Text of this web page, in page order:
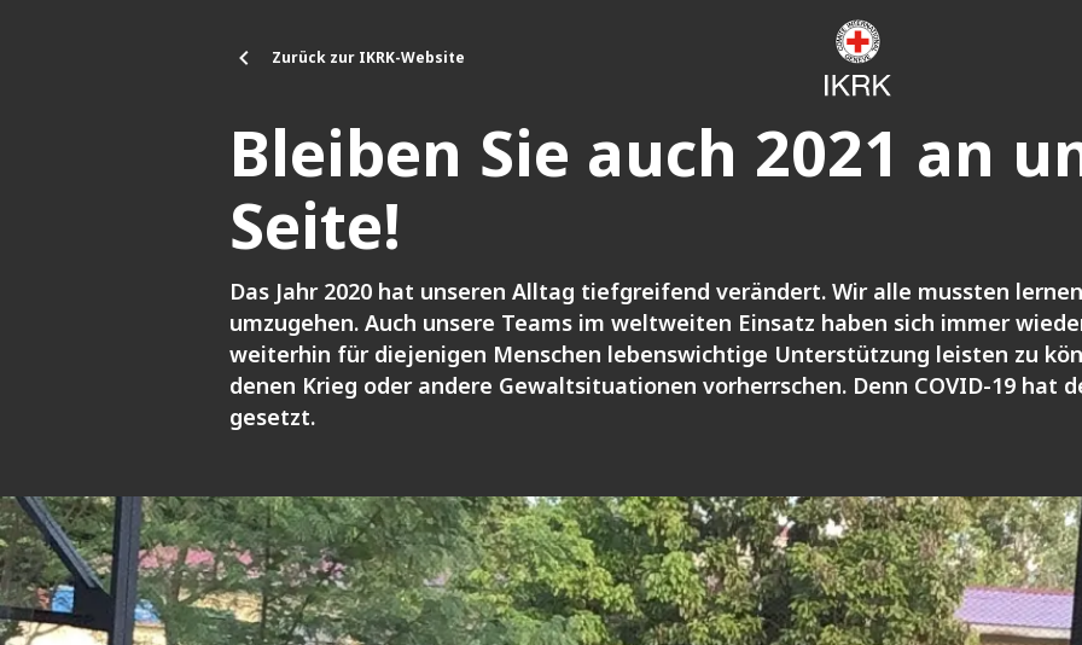
Zurück zur IKRK-Website
Bleiben Sie auch 2021 an
Seite!
Das Jahr 2020 hat unseren Alltag tiefgreifend verändert. Wir alle mussten
umzugehen. Auch unsere Teams im weltweiten Einsatz haben sich immer
weiterhin für diejenigen Menschen lebenswichtige Unterstützung leisten zu
denen Krieg oder andere Gewaltsituationen vorherrschen. Denn COVID-19 hat
gesetzt.